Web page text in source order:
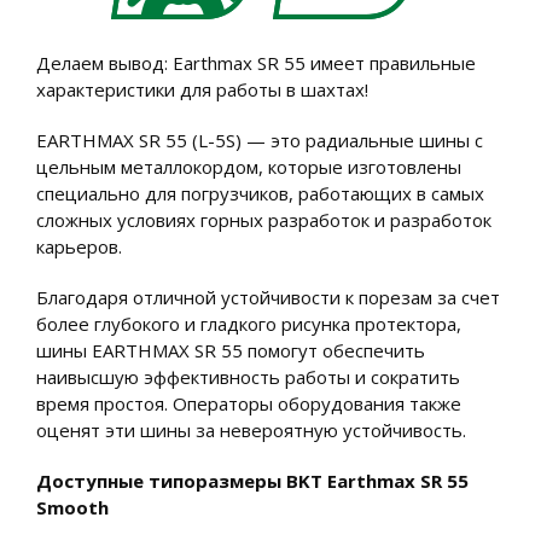
Делаем вывод: Earthmax SR 55 имеет правильные
характеристики для работы в шахтах!
EARTHMAX SR 55 (L-5S) — это радиальные шины с
цельным металлокордом, которые изготовлены
специально для погрузчиков, работающих в самых
сложных условиях горных разработок и разработок
карьеров.
Благодаря отличной устойчивости к порезам за счет
более глубокого и гладкого рисунка протектора,
шины EARTHMAX SR 55 помогут обеспечить
наивысшую эффективность работы и сократить
время простоя. Операторы оборудования также
оценят эти шины за невероятную устойчивость.
Доступные типоразмеры BKT Earthmax SR 55
Smooth